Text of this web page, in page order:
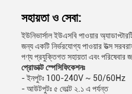
সহায়তা ও সেবা:
ইউনিভার্সাল ইউএসবি পাওয়ার
জন্য একটি নির্ভরযোগ্য পাওয়ার উত্স
পণ্য প্রযুক্তিগত সহায়তা এবং পরিষেবার
প্রোডাক্ট স্পেসিফিকেশনঃ
- ইনপুটঃ 100-240V ~ 50/60Hz
- আউটপুটঃ ৫ ভোল্ট ২.১ এ পর্যন্ত